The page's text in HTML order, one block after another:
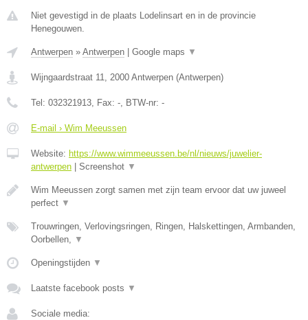
Niet gevestigd in de plaats Lodelinsart en in de provincie
Henegouwen.
Antwerpen » Antwerpen Google maps ▼
Wijngaardstraat 11, 2000 Antwerpen (Antwerpen)
Tel: 032321913, Fax: -, BTW-nr: -
E-mail › Wim Meeussen
Website: https://www.wimmeeussen.be/nl/nieuws/juwelier-
antwerpen
Screenshot ▼
Wim Meeussen zorgt samen met zijn team ervoor dat uw juweel
perfect ▼
Trouwringen, Verlovingsringen, Ringen, Halskettingen, Armbanden,
Oorbellen, ▼
Openingstijden ▼
Laatste facebook posts ▼
Sociale media: